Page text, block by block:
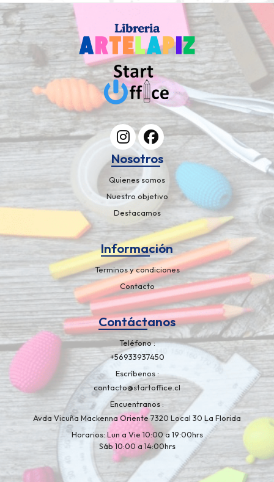
Nosotros
Quienes somos
Nuestro objetivo
Destacamos
Información
Terminos y condiciones
Contacto
Contáctanos
Teléfono
+56933937450
Escríbenos
contacto@startoffice.cl
Encuentranos
Avda Vicuña Mackenna Oriente 7320 Local 30 La Florida
Horarios: Lun a Vie 10:00 a 19:00hrs
Sáb 10:00 a 14:00hrs